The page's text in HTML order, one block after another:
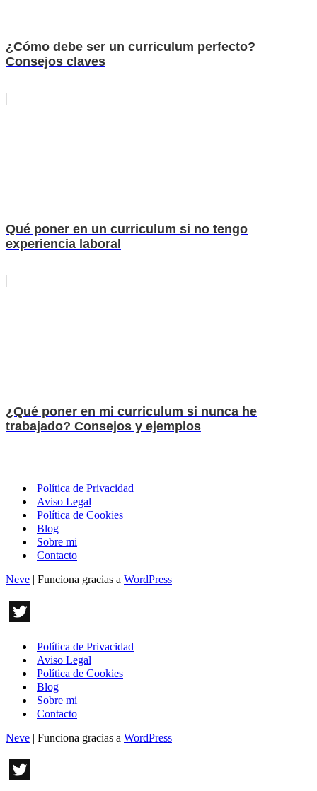
¿Cómo debe ser un curriculum perfecto?
Consejos claves
Qué poner en un curriculum si no tengo
experiencia laboral
¿Qué poner en mi curriculum si nunca he
trabajado? Consejos y ejemplos
Política de Privacidad
Aviso Legal
Política de Cookies
Blog
Sobre mi
Contacto
Neve | Funciona gracias a WordPress
Política de Privacidad
Aviso Legal
Política de Cookies
Blog
Sobre mi
Contacto
Neve | Funciona gracias a WordPress